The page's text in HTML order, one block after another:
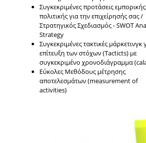
Συγκεκριμένες προτάσεις εμπορικής
πολιτικής για την επιχείρησής σας /
Στρατηγικός Σχεδιασμός - SWOT
Strategy
Συγκεκριμένες τακτικές μάρκετινγκ
επίτευξη των στόχων (Tacticts) με
συγκεκριμένο χρονοδιάγραμμα
Εύκολες Μεθόδους μέτρησης
αποτελεσμάτων (measurement of
activities)